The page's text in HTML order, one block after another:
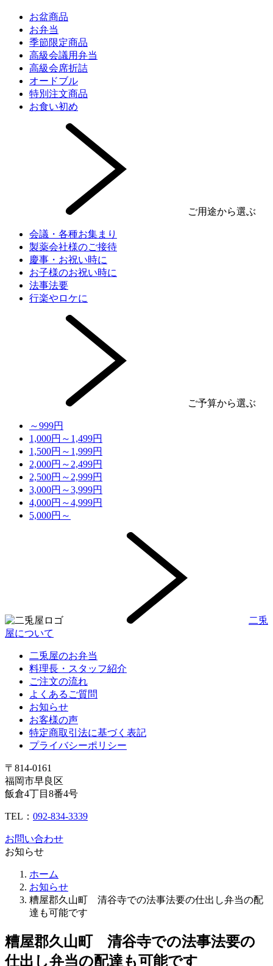
お盆商品
お弁当
季節限定商品
高級会議用弁当
高級会席折詰
オードブル
特別注文商品
お食い初め
ご用途から選ぶ
会議・各種お集まり
製薬会社様のご接待
慶事・お祝い時に
お子様のお祝い時に
法事法要
行楽やロケに
ご予算から選ぶ
～999円
1,000円～1,499円
1,500円～1,999円
2,000円～2,499円
2,500円～2,999円
3,000円～3,999円
4,000円～4,999円
5,000円～
二兎
屋について
二兎屋のお弁当
料理長・スタッフ紹介
ご注文の流れ
よくあるご質問
お知らせ
お客様の声
特定商取引法に基づく表記
プライバシーポリシー
〒814-0161
福岡市早良区
飯倉4丁目8番4号
TEL： 092-834-3339
お問い合わせ
お知らせ
ホーム
お知らせ
糟屋郡久山町 清谷寺での法事法要の仕出し弁当の配
達も可能です
糟屋郡久山町 清谷寺での法事法要の
仕出し弁当の配達も可能です